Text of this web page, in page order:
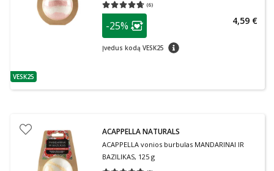
patarimas
VESK25
(6)
Vidutinis įvertinimas 4.67
patarimas
Lojalumo klubo narių nuolaida
-25%
Įvedus kodą VESK25 patarimas
4,59 €
ACAPPELLA NATURALS
ACAPPELLA vonios burbulas MANDARINAI IR
BAZILIKAS, 125 g